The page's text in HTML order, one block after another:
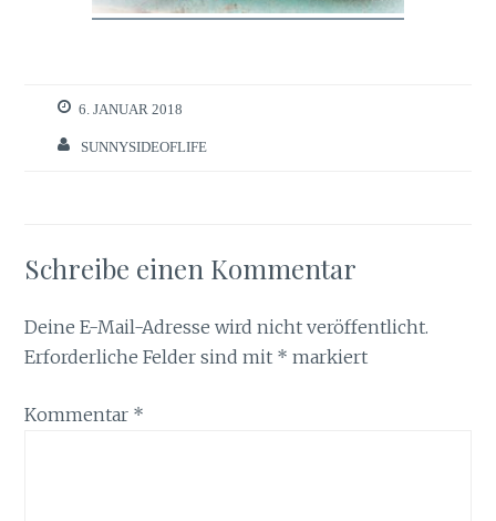
6. JANUAR 2018
SUNNYSIDEOFLIFE
Schreibe einen Kommentar
Deine E-Mail-Adresse wird nicht veröffentlicht.
Erforderliche Felder sind mit * markiert
Kommentar *